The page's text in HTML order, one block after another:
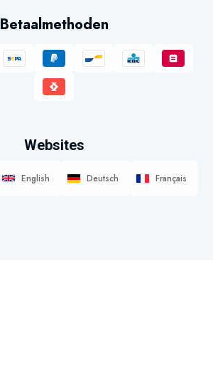
Betaalmethoden
Websites
English Deutsch Français